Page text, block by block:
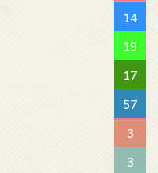
14
19
17
57
3
3